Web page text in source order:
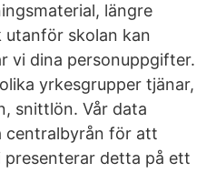
längre
skolan kan
vi dina personuppgifter.
yrkesgrupper tjänar,
snittlön. Vår data
centralbyrån för att
detta på ett